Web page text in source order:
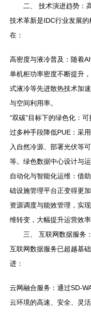
二、 技术演进趋势：
技术革新是IDC行业发展
在：
高密度与液冷普及：随着
单机柜功率密度不断提升
式液冷等先进散热技术加
与空间利用率。
“双碳”目标下的绿色化：
过多种手段降低PUE：采
入自然冷源、部署光伏等
等。绿色数据中心设计与
自动化与智能化运维：借
础设施管理平台正变得更
资源调度与能效管理，实现
维转变，大幅提升运营效率
三、 互联网数据服务
互联网数据服务已超越基
进：
云网融合服务：通过SD-
云环境的高速、安全、灵